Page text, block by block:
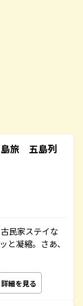
旅 五島列
民家ステイな
と凝縮。さあ、
詳細を見る